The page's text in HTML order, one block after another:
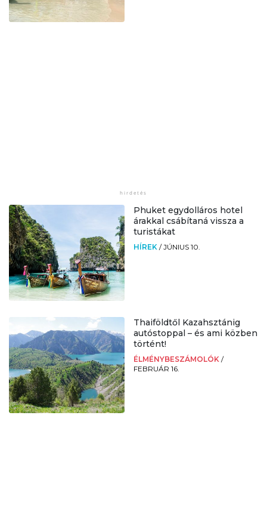
Phuket egydolláros hotel
árakkal csábítaná vissza a
turistákat
HÍREK /JÚNIUS 10.
Thaiföldtől Kazahsztánig
autóstoppal – és ami közben
történt!
ÉLMÉNYBESZÁMOLÓK /
FEBRUÁR 16.